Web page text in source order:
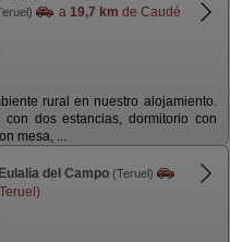
a 19,7 km de Caudé
rural en nuestro alojamiento.
con dos estancias, dormitorio con
mesa, ...
del Campo (Teruel)